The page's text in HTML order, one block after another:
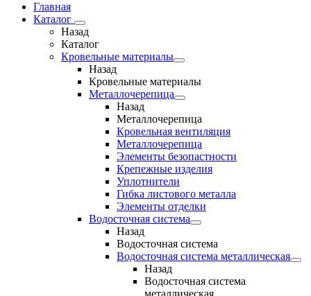
Главная
Каталог
Назад
Каталог
Кровельные материалы
Назад
Кровельные материалы
Металлочерепица
Назад
Металлочерепица
Кровельная вентиляция
Металлочерепица
Элементы безопастности
Крепежные изделия
Уплотнители
Гибка листового металла
Элементы отделки
Водосточная система
Назад
Водосточная система
Водосточная система металлическая
Назад
Водосточная система
металлическая